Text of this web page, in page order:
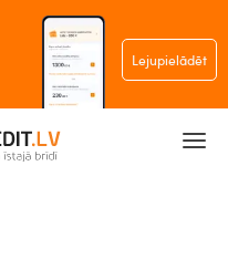
Lejupielādēt